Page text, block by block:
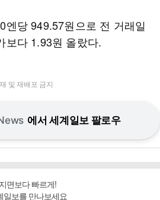
엔당 949.57원으로 전 거래일
보다 1.93원 올랐다.
및 재배포 금지
에서 세계일보 팔로우
지면보다 빠르게!
일보를 만나보세요